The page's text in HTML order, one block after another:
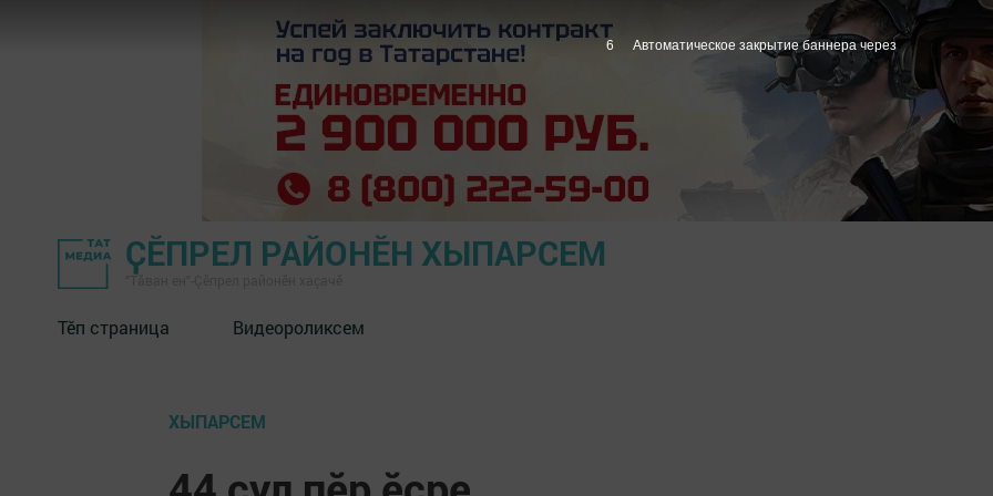
ҪӖПРЕЛ РАЙОНӖН ХЫПАРСЕМ
"Тӑван ен"-Çĕпрел районĕн хаçачӗ
Тӗп страница Видеороликсем
ХЫПАРСЕМ
5 Автоматическое закрытие баннера через